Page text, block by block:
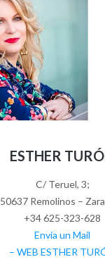
ESTHER
C/ Teruel, 3;
50637 Remolinos –
+34 625-323-628
Envia un Mail
– WEB ESTHER